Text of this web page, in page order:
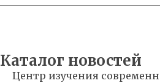
Каталог новостей
Центр изучения